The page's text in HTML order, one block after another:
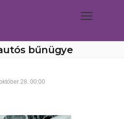
bűnügye
28. 00:00